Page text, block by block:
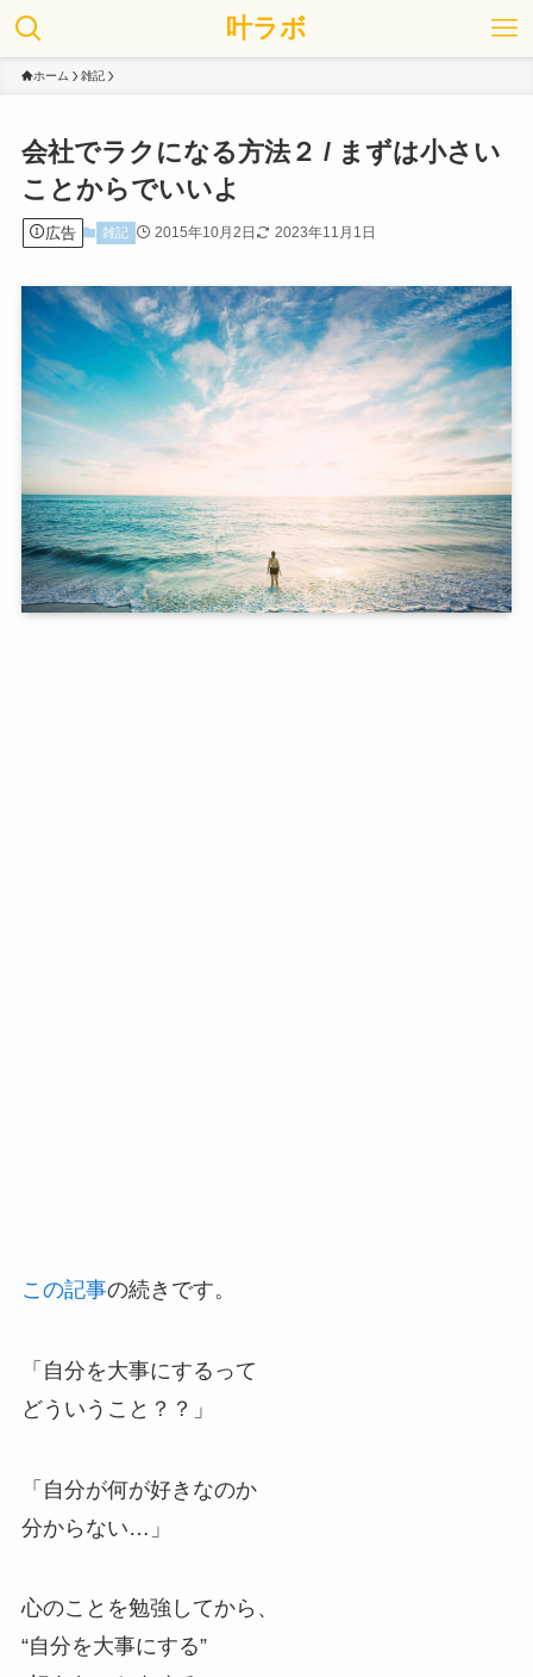
叶ラボ
ホーム 雑記
会社でラクになる方法２ / まずは小さい
ことからでいいよ
広告 雑記 2015年10月2日 2023年11月1日
この記事の続きです。
「自分を大事にするって
どういうこと？？」
「自分が何が好きなのか
分からない…」
心のことを勉強してから、
“自分を大事にする”